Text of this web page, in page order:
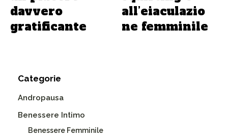
davvero
gratificante
all’eiaculazio
ne femminile
Categorie
Andropausa
Benessere Intimo
Benessere Femminile